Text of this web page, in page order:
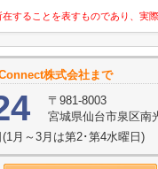
することを表すものであり、実
株式会社まで
〒981-8003
宮城県仙台市泉区南
月～3月は第2･第4水曜日)